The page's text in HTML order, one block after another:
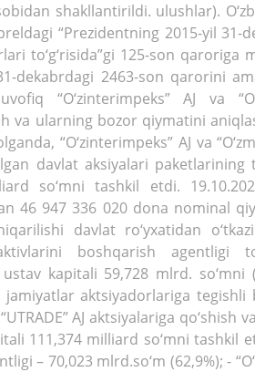
shakllantirildi. ulushlar).
“Prezidentning 2015-yil 31-
to‘g‘risida”gi 125-son qaroriga
dekabrdagi 2463-son qarorini
“O‘zinterimpeks” AJ va
va ularning bozor qiymatini
“O‘zinterimpeks” AJ va
davlat aksiyalari
so‘mni tashkil etdi.
46 947 336 020 dona nominal
davlat ro‘yxatidan
boshqarish agentligi
kapitali 59,728 mlrd. so‘mni
aktsiyadorlariga tegishli
AJ aktsiyalariga qo‘shish
111,374 milliard so‘mni tashkil
– 70,023 mlrd.so‘m (62,9%); -